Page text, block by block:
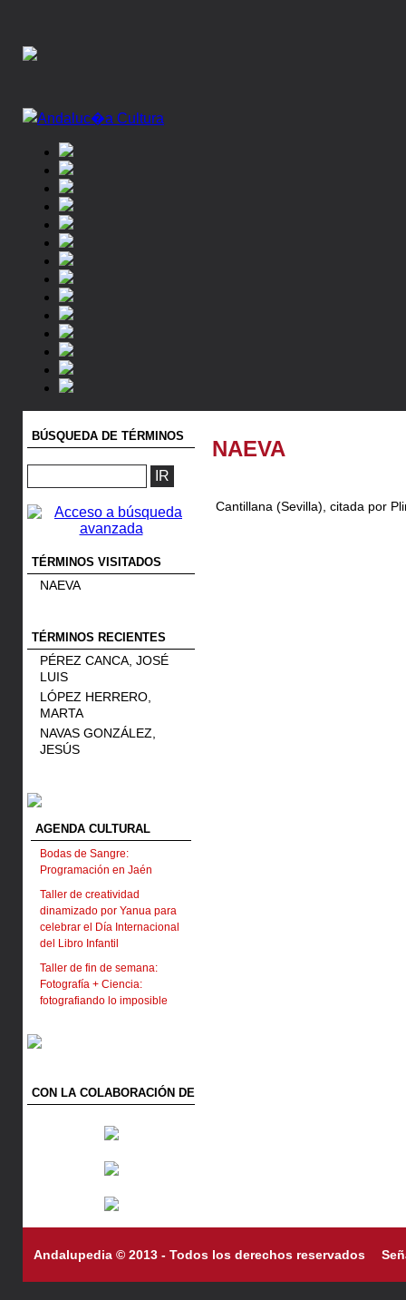
BÚSQUEDA DE TÉRMINOS
TÉRMINOS VISITADOS
NAEVA
TÉRMINOS RECIENTES
PÉREZ CANCA, JOSÉ
LUIS
LÓPEZ HERRERO,
MARTA
NAVAS GONZÁLEZ,
JESÚS
AGENDA CULTURAL
Bodas de Sangre:
Programación en Jaén
Taller de creatividad
dinamizado por Yanua para
celebrar el Día Internacional
del Libro Infantil
Taller de fin de semana:
Fotografía + Ciencia:
fotografiando lo imposible
CON LA COLABORACIÓN DE
NAEVA
Cantillana (Sevilla), citada por
Andalupedia © 2013 - Todos los derechos reservados